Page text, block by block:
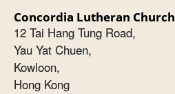
Concordia Lutheran Church
12 Tai Hang Tung Road,
Yau Yat Chuen,
Kowloon,
Hong Kong